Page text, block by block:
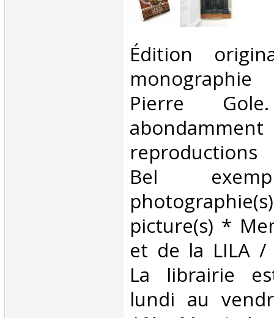
‎Édition
Pierre
Bel
picture(s) *
et de la LILA /
La librairie
lundi au